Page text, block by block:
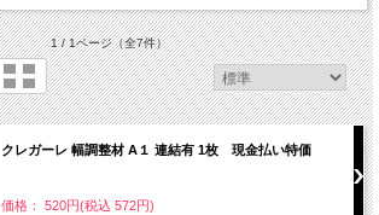
1 / 1ページ（全7件）
クレガーレ 幅調整材 A１ 連結有 1枚 現金払い特価
価格： 520円(税込 572円)